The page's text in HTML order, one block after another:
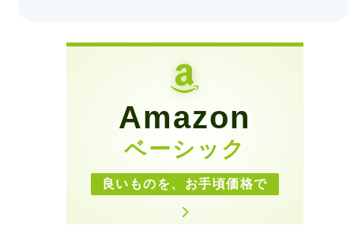
Amazon
ベーシック
良いものを、お手頃価格で